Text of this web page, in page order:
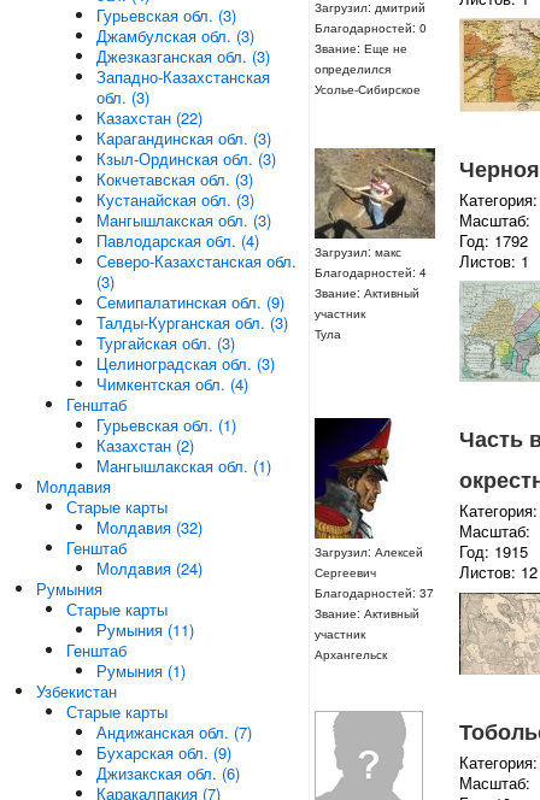
Загрузил: дмитрий
Благодарностей: 0
Звание: Еще не
определился
Усолье-Сибирское
Загрузил: макс
Благодарностей: 4
Звание: Активный
участник
Тула
Масштаб:
Год: 1792
Листов: 1
Загрузил: Алексей
Сергеевич
Благодарностей: 37
Звание: Активный
участник
Архангельск
Часть
Масштаб:
Год: 1915
Листов: 12
Масштаб:
Гурьевская обл. (3)
Джамбулская обл. (3)
Джезказганская обл. (3)
Западно-Казахстанская
обл. (3)
Казахстан (22)
Карагандинская обл. (3)
Кзыл-Ординская обл. (3)
Кокчетавская обл. (3)
Кустанайская обл. (3)
Мангышлакская обл. (3)
Павлодарская обл. (4)
Северо-Казахстанская обл.
(3)
Семипалатинская обл. (9)
Талды-Курганская обл. (3)
Тургайская обл. (3)
Целиноградская обл. (3)
Чимкентская обл. (4)
Генштаб
Гурьевская обл. (1)
Казахстан (2)
Мангышлакская обл. (1)
Молдавия
Старые карты
Молдавия (32)
Генштаб
Молдавия (24)
Румыния
Старые карты
Румыния (11)
Генштаб
Румыния (1)
Узбекистан
Старые карты
Андижанская обл. (7)
Бухарская обл. (9)
Джизакская обл. (6)
Каракалпакия (7)